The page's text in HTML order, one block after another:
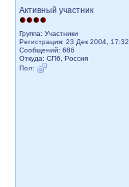
Активный участник
Группа: Участники
Регистрация: 23 Дек 2004, 17:32
Сообщений: 686
Откуда: СПб, Россия
Пол: